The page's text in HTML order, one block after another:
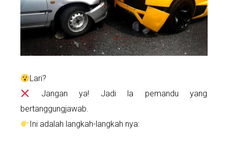
Lari?
Jangan ya! Jadi la pemandu yang
bertanggungjawab.
Ini adalah langkah-langkah nya: